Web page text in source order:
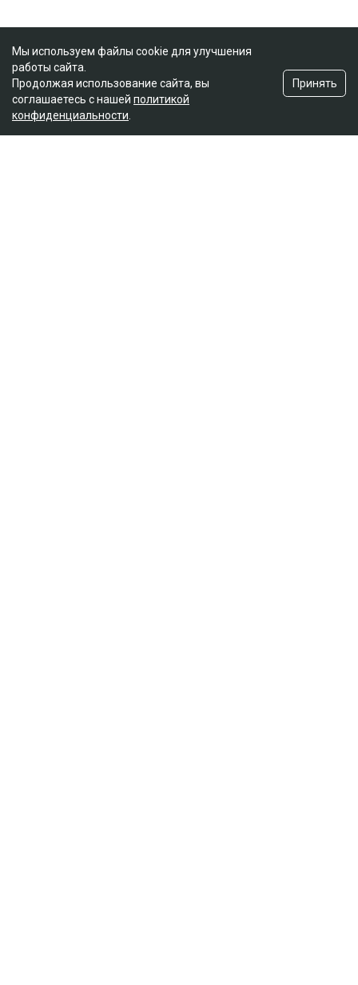
Мы используем файлы cookie для улучшения
работы сайта.
Продолжая использование сайта, вы
соглашаетесь с нашей политикой
конфиденциальности
Принять